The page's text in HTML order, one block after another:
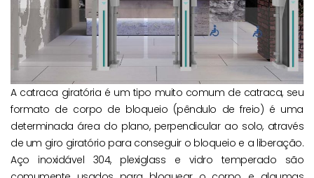
A catraca giratória é um tipo muito comum de catraca, seu
formato de corpo de bloqueio (pêndulo de freio) é uma
determinada área do plano, perpendicular ao solo, através
de um giro giratório para conseguir o bloqueio e a liberação.
Aço inoxidável 304, plexiglass e vidro temperado são